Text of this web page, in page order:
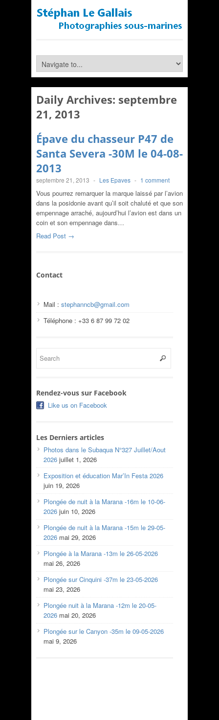
Daily Archives: septembre
21, 2013
Épave du chasseur P47 de
Santa Severa -30M le 04-08-
2013
septembre 21, 2013 - Les Epaves - 1 comment
Vous pourrez remarquer la marque laissé par l’avion
dans la posidonie avant qu’il soit chaluté et que son
empennage arraché, aujourd’hui l’avion est dans un
coin et son empennage dans…
Read Post →
Contact
Mail : stephanncb@gmail.com
Téléphone : +33 6 87 99 72 02
Rendez-vous sur Facebook
Like us on Facebook
Les Derniers articles
Photos dans le Subaqua N°327 Juillet/Aout
2026 juillet 1, 2026
Exposition et éducation Mar’In Festa 2026
juin 19, 2026
Plongée de nuit à la Marana -16m le 10-06-
2026 juin 10, 2026
Plongée de nuit à la Marana -15m le 29-05-
2026 mai 29, 2026
Plongée à la Marana -13m le 26-05-2026
mai 26, 2026
Plongée sur Cinquini -37m le 23-05-2026
mai 23, 2026
Plongée nuit à la Marana -12m le 20-05-
2026 mai 20, 2026
Plongée sur le Canyon -35m le 09-05-2026
mai 9, 2026